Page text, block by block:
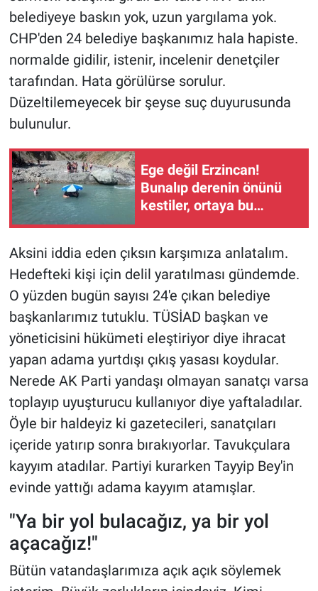
belediyeye baskın yok, uzun yargılama yok.
CHP'den 24 belediye başkanımız hala hapiste.
normalde gidilir, istenir, incelenir denetçiler
tarafından. Hata görülürse sorulur.
Düzeltilemeyecek bir şeyse suç duyurusunda
bulunulur.
Ege değil Erzincan!
Bunalıp derenin önünü
kestiler, ortaya bu
Aksini iddia eden çıksın karşımıza anlatalım.
Hedefteki kişi için delil yaratılması gündemde.
O yüzden bugün sayısı 24'e çıkan belediye
başkanlarımız tutuklu. TÜSİAD başkan ve
yöneticisini hükümeti eleştiriyor diye ihracat
yapan adama yurtdışı çıkış yasası koydular.
Nerede AK Parti yandaşı olmayan sanatçı varsa
toplayıp uyuşturucu kullanıyor diye yaftaladılar.
Öyle bir haldeyiz ki gazetecileri, sanatçıları
içeride yatırıp sonra bırakıyorlar. Tavukçulara
kayyım atadılar. Partiyi kurarken Tayyip Bey'in
evinde yattığı adama kayyım atamışlar.
"Ya bir yol bulacağız, ya bir yol
açacağız!"
Bütün vatandaşlarımıza açık açık söylemek